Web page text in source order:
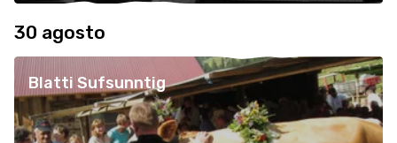
30 agosto
Blatti Sufsunntig